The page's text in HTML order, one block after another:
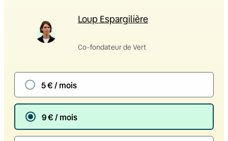
Loup Espargilière
Co-fondateur de Vert
5 € / mois
9 € / mois